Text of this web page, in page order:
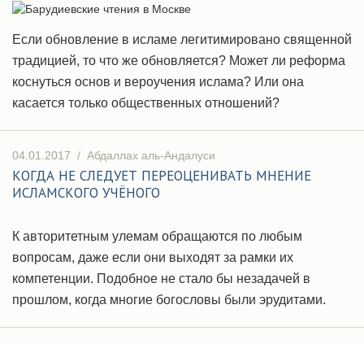
Если обновление в исламе легитимировано священной
традицией, то что же обновляется? Может ли реформа
коснуться основ и вероучения ислама? Или она
касается только общественных отношений?
04.01.2017 / Абдаллах аль-Андалуси
КОГДА НЕ СЛЕДУЕТ ПЕРЕОЦЕНИВАТЬ МНЕНИЕ
ИСЛАМСКОГО УЧЁНОГО
К авторитетным улемам обращаются по любым
вопросам, даже если они выходят за рамки их
компетенции. Подобное не стало бы незадачей в
прошлом, когда многие богословы были эрудитами.